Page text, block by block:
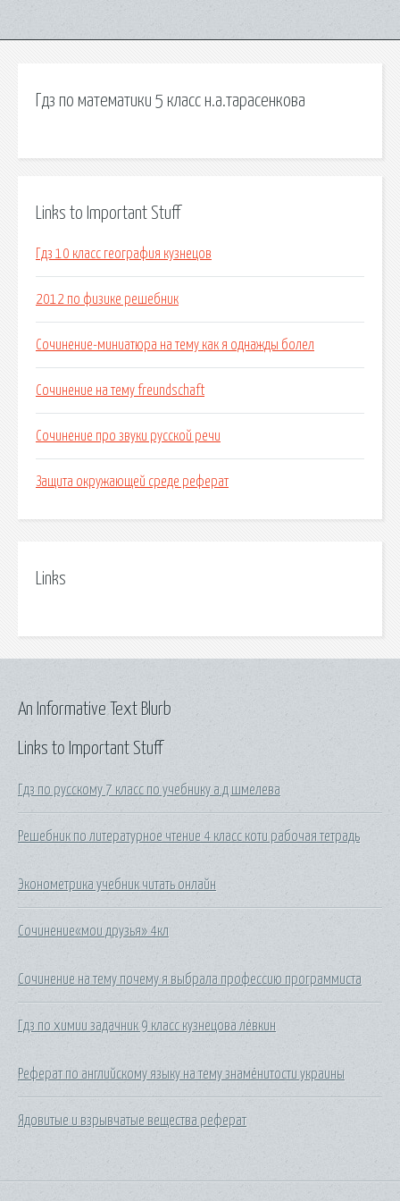
Гдз по математики 5 класс н.а.тарасенкова
Links to Important Stuff
Гдз 10 класс география кузнецов
2012 по физике решебник
Сочинение-миниатюра на тему как я однажды болел
Сочинение на тему freundschaft
Сочинение про звуки русской речи
Защита окружающей среде реферат
Links
Links to Important Stuff
Гдз по русскому 7 класс по учебнику а.д шмелева
Решебник по литературное чтение 4 класс коти рабочая тетрадь
Эконометрика учебник читать онлайн
Сочинение«мои друзья» 4кл
Сочинение на тему почему я выбрала профессию программиста
Гдз по химии задачник 9 класс кузнецова лёвкин
Реферат по английскому языку на тему знамёнитости украины
Ядовитые и взрывчатые вещества реферат
An Informative Text Blurb